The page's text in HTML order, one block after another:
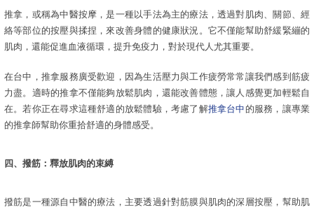
推拿，或稱為中醫按摩，是一種以手法為主的療法，透過對肌肉、關節、經
絡等部位的按壓與揉捏，來改善身體的健康狀況。它不僅能幫助舒緩緊繃的
肌肉，還能促進血液循環，提升免疫力，對於現代人尤其重要。
在台中，推拿服務廣受歡迎，因為生活壓力與工作疲勞常常讓我們感到筋疲
力盡。適時的推拿不僅能夠放鬆肌肉，還能改善體態，讓人感覺更加輕鬆自
在。若你正在尋求這種舒適的放鬆體驗，考慮了解推拿台中 的服務，讓專業
的推拿師幫助你重拾舒適的身體感受。
四、撥筋：釋放肌肉的束縛
撥筋是一種源自中醫的療法，主要透過針對筋膜與肌肉的深層按壓，幫助肌